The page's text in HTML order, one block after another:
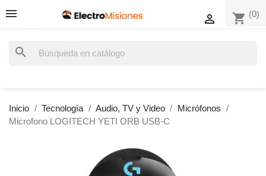
shopping_cart (0)

search
Inicio Tecnología Audio, TV y Video
Micrófonos
Microfono LOGITECH YETI ORB USB-C